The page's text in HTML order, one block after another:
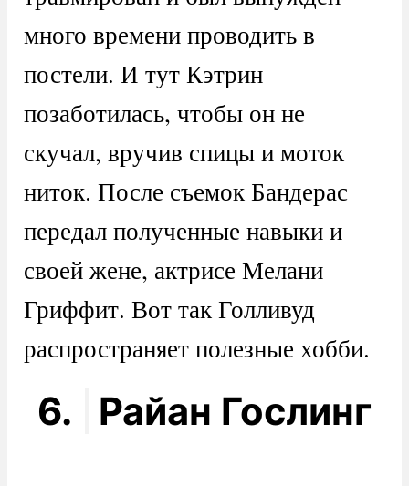
много времени проводить в
постели. И тут Кэтрин
позаботилась, чтобы он не
скучал, вручив спицы и моток
ниток. После съемок Бандерас
передал полученные навыки и
своей жене, актрисе Мелани
Гриффит. Вот так Голливуд
распространяет полезные хобби.
6. Райан Гослинг